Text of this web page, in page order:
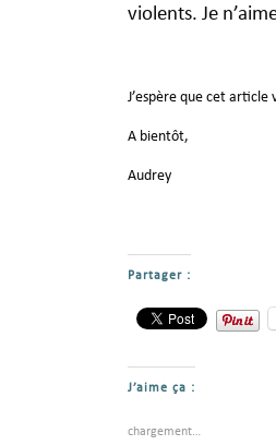
violents. Je
J’espère que cet
A bientôt,
Audrey
Partager :
J’aime ça :
chargement…